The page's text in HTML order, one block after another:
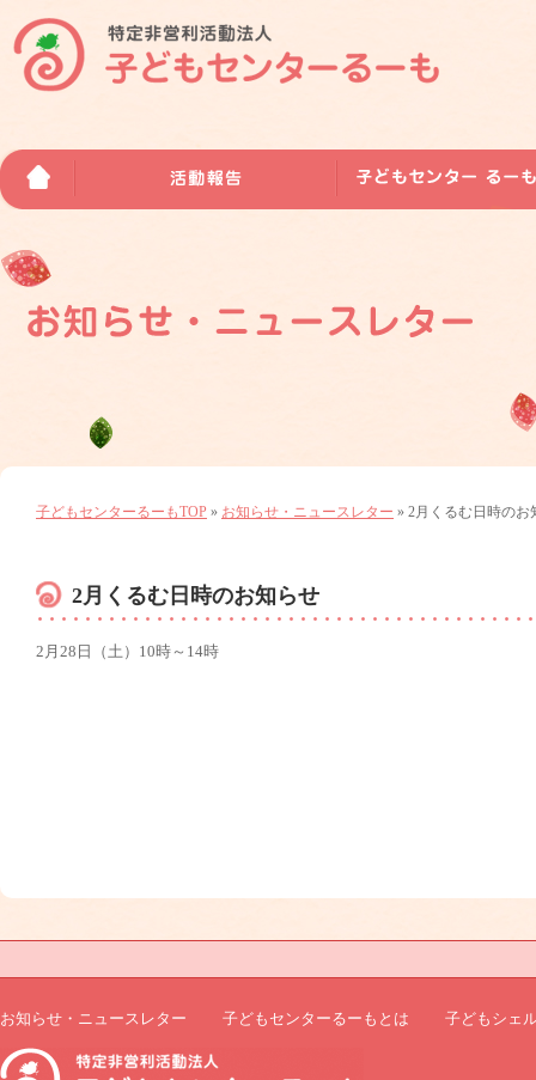
子どもセンターるーもTOP » お知らせ・ニュースレター » 2月くるむ日時のお
2月くるむ日時のお知らせ
2月28日（土）10時～14時
お知らせ・ニュースレター 子どもセンターるーもとは 子どもシェ